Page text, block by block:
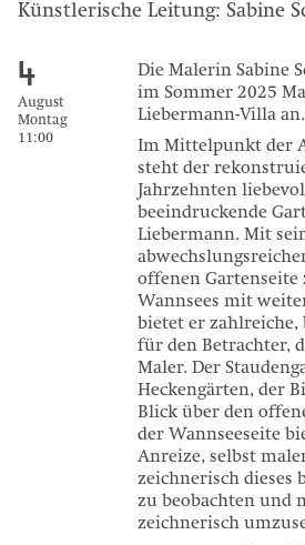
Künstlerische Leitung: Sabine
Die Malerin Sabine
im Sommer 2025
Liebermann-Villa an.
Im Mittelpunkt der
steht der
Jahrzehnten
beeindruckende
Liebermann. Mit
offenen Gartenseite
Wannsees mit
bietet er zahlreiche,
für den Betrachter,
Maler. Der
Heckengärten, der
Blick über den
der Wannseeseite
Anreize, selbst
zeichnerisch dieses
zu beobachten und
zeichnerisch
4
August
Montag
11:00